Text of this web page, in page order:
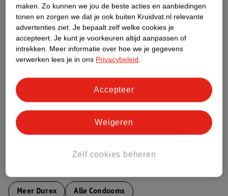
Etiketinformatie
Nature Impact Score
Impact Score.
Meer informatie
Bestel & Bezorginformatie
Meer Durex Alle Condooms
maken. Zo kunnen we jou de beste acties en aanbiedingen
tonen en zorgen we dat je ook buiten Kruidvat.nl relevante
advertenties ziet. Je bepaalt zelf welke cookies je
accepteert. Je kunt je voorkeuren altijd aanpassen of
intrekken. Meer informatie over hoe we je gegevens
verwerken lees je in ons Privacybeleid.
Zelf cookies beheren
Weigeren
Accepteer